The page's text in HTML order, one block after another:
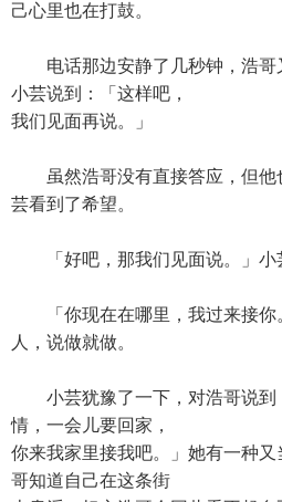
己心里也在打鼓。
电话那边安静了几秒钟，浩哥
小芸说到：「这样吧，
我们见面再说。」
虽然浩哥没有直接答应，但他
芸看到了希望。
「好吧，那我们见面说。」小
「你现在在哪里，我过来接你
人，说做就做。
小芸犹豫了一下，对浩哥说到
情，一会儿要回家，
你来我家里接我吧。」她有一种
哥知道自己在这条街